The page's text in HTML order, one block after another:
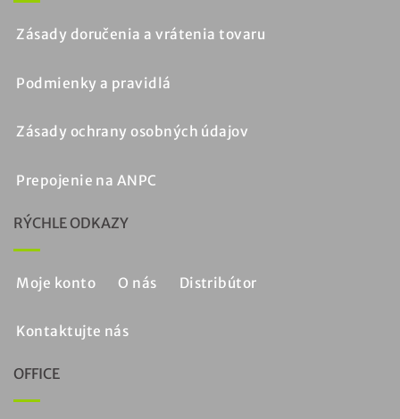
Zásady doručenia a vrátenia tovaru
Podmienky a pravidlá
Zásady ochrany osobných údajov
Prepojenie na ANPC
RÝCHLE ODKAZY
Moje konto O nás Distribútor
Kontaktujte nás
OFFICE